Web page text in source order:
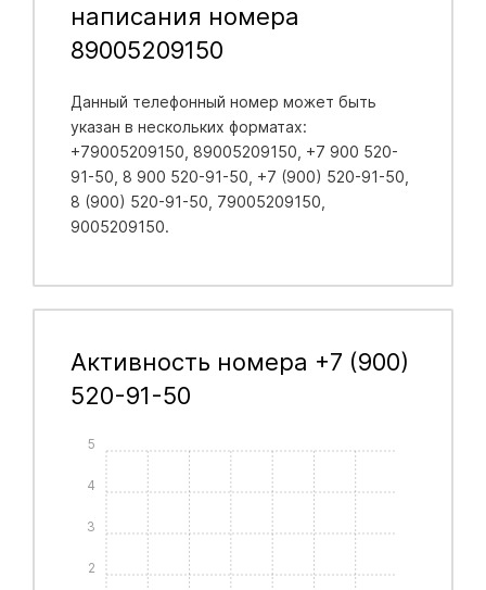
написания номера
89005209150
Данный телефонный номер может быть
указан в нескольких форматах:
+79005209150, 89005209150, +7 900 520-
91-50, 8 900 520-91-50, +7 (900) 520-91-50,
8 (900) 520-91-50, 79005209150,
9005209150.
Активность номера +7 (900)
520-91-50
2
3
4
5